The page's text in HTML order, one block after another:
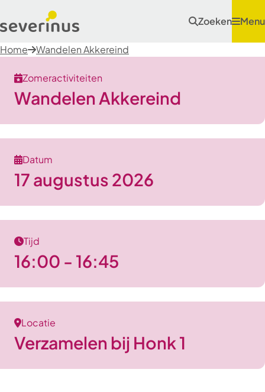
Zoeken Menu
Home Wandelen Akkereind
Zomeractiviteiten
Wandelen Akkereind
Datum
17 augustus 2026
Tijd
16:00 - 16:45
Locatie
Verzamelen bij Honk 1